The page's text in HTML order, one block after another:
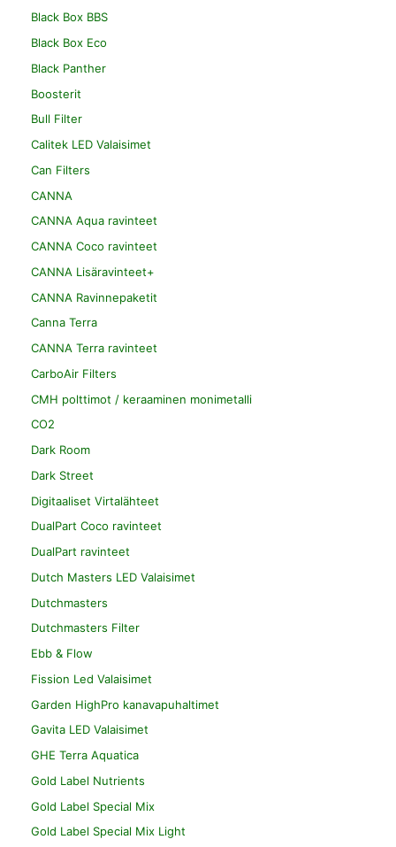
Black Box BBS
Black Box Eco
Black Panther
Boosterit
Bull Filter
Calitek LED Valaisimet
Can Filters
CANNA
CANNA Aqua ravinteet
CANNA Coco ravinteet
CANNA Lisäravinteet+
CANNA Ravinnepaketit
Canna Terra
CANNA Terra ravinteet
CarboAir Filters
CMH polttimot / keraaminen monimetalli
CO2
Dark Room
Dark Street
Digitaaliset Virtalähteet
DualPart Coco ravinteet
DualPart ravinteet
Dutch Masters LED Valaisimet
Dutchmasters
Dutchmasters Filter
Ebb & Flow
Fission Led Valaisimet
Garden HighPro kanavapuhaltimet
Gavita LED Valaisimet
GHE Terra Aquatica
Gold Label Nutrients
Gold Label Special Mix
Gold Label Special Mix Light